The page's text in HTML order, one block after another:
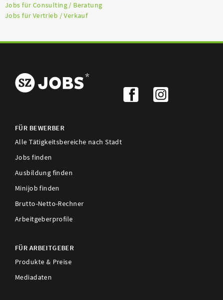
Jobs für Consulting / Beratung
Jobs für Vertrieb / Verkauf
FÜR BEWERBER
Alle Tätigkeitsbereiche nach Stadt
Jobs finden
Ausbildung finden
Minijob finden
Brutto-Netto-Rechner
Arbeitgeberprofile
FÜR ARBEITGEBER
Produkte & Preise
Mediadaten